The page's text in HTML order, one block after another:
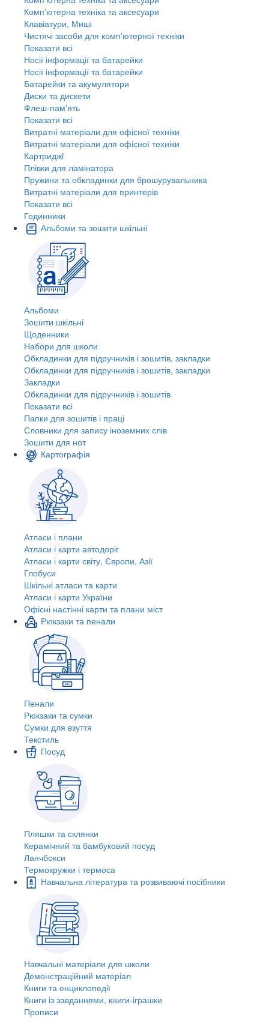
Комп'ютерна техніка та аксесуари
Клавіатури, Миші
Чистячі засоби для комп'ютерної техніки
Показати всі
Носії інформації та батарейки
Носії інформації та батарейки
Батарейки та акумулятори
Диски та дискети
Флеш-пам'ять
Показати всі
Витратні матеріали для офісної техніки
Витратні матеріали для офісної техніки
Картриджi
Плівки для ламінатора
Пружини та обкладинки для брошурувальника
Витратні матеріали для принтерів
Показати всі
Годинники
Альбоми та зошити шкільні
Альбоми
Зошити шкільні
Щоденники
Набори для школи
Обкладинки для підручників і зошитів, закладки
Обкладинки для підручників і зошитів, закладки
Закладки
Обкладинки для підручників і зошитів
Показати всі
Папки для зошитів і праці
Словники для запису іноземних слів
Зошити для нот
Картографія
Атласи і плани
Атласи і карти автодоріг
Атласи і карти світу, Європи, Азії
Глобуси
Шкільні атласи та карти
Атласи і карти України
Офісні настінні карти та плани міст
Рюкзаки та пенали
Пенали
Рюкзаки та сумки
Сумки для взуття
Текстиль
Посуд
Пляшки та склянки
Керамічний та бамбуковий посуд
Ланчбокси
Термокружки і термоса
Навчальна література та розвиваючі посібники
Навчальні матеріали для школи
Демонстраційний матеріал
Книги та енциклопедії
Книги із завданнями, книги-іграшки
Прописи